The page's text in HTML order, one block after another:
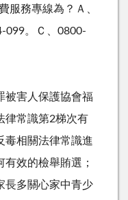
服務專線為？Ａ、
099。Ｃ、0800-
被害人保護協會福
律常識第2梯次有
毒相關法律常識進
效的檢舉賄選；
長多關心家中青少